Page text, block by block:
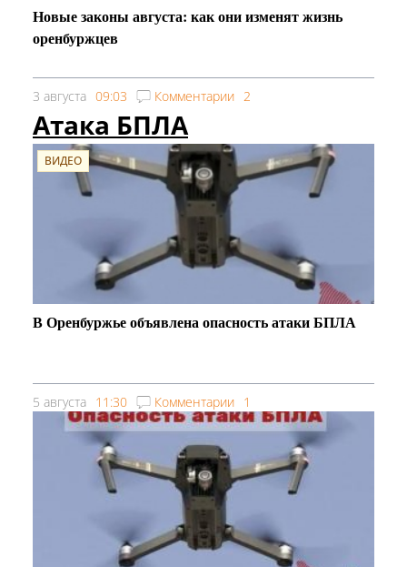
Новые законы августа: как они изменят жизнь
оренбуржцев
3 августа 09:03 Комментарии 2
Атака БПЛА
ВИДЕО
В Оренбуржье объявлена опасность атаки БПЛА
5 августа 11:30 Комментарии 1